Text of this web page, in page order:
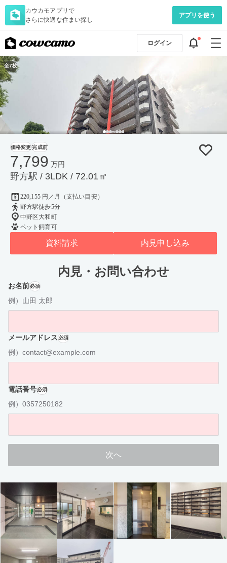
カウカモアプリで
さらに快適な住まい探し
アプリを使う
ログイン
全7枚
価格変更 完成前
7,799 万円
野方駅 / 3LDK / 72.01㎡
220,155 円／月（支払い目安）
野方駅徒歩5分
中野区大和町
ペット飼育可
資料請求 内見申し込み
内見・お問い合わせ
お名前必須
例）山田 太郎
メールアドレス必須
例）contact@example.com
電話番号必須
例）0357250182
次へ